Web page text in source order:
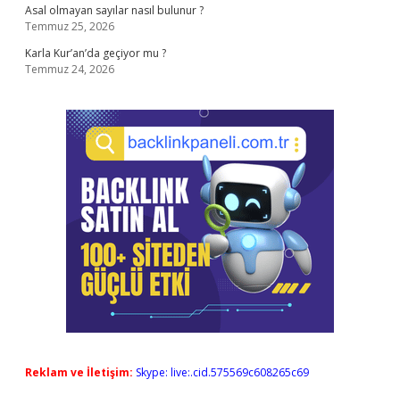
Asal olmayan sayılar nasıl bulunur ?
Temmuz 25, 2026
Karla Kur’an’da geçiyor mu ?
Temmuz 24, 2026
Reklam ve İletişim: Skype: live:.cid.575569c608265c69